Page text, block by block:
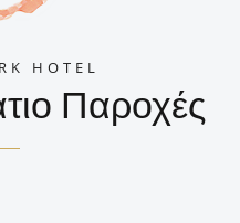
HOTEL
Παροχές